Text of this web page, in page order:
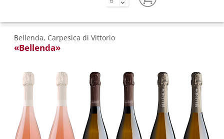
Bellenda, Carpesica di Vittorio
«Bellenda»